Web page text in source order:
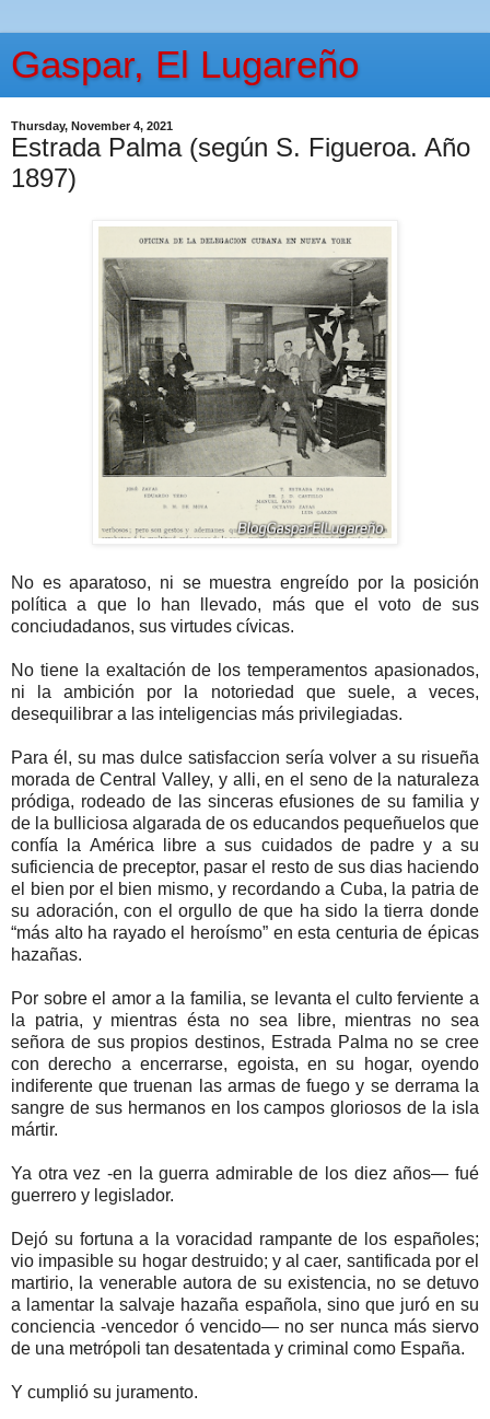
Gaspar, El Lugareño
Thursday, November 4, 2021
Estrada Palma (según S. Figueroa. Año
1897)
No es aparatoso, ni se muestra engreído por la posición
política a que lo han llevado, más que el voto de sus
conciudadanos, sus virtudes cívicas.
No tiene la exaltación de los temperamentos apasionados,
ni la ambición por la notoriedad que suele, a veces,
desequilibrar a las inteligencias más privilegiadas.
Para él, su mas dulce satisfaccion sería volver a su risueña
morada de Central Valley, y alli, en el seno de la naturaleza
pródiga, rodeado de las sinceras efusiones de su familia y
de la bulliciosa algarada de os educandos pequeñuelos que
confía la América libre a sus cuidados de padre y a su
suficiencia de preceptor, pasar el resto de sus dias haciendo
el bien por el bien mismo, y recordando a Cuba, la patria de
su adoración, con el orgullo de que ha sido la tierra donde
“más alto ha rayado el heroísmo” en esta centuria de épicas
hazañas.
Por sobre el amor a la familia, se levanta el culto ferviente a
la patria, y mientras ésta no sea libre, mientras no sea
señora de sus propios destinos, Estrada Palma no se cree
con derecho a encerrarse, egoista, en su hogar, oyendo
indiferente que truenan las armas de fuego y se derrama la
sangre de sus hermanos en los campos gloriosos de la isla
mártir.
Ya otra vez -en la guerra admirable de los diez años— fué
guerrero y legislador.
Dejó su fortuna a la voracidad rampante de los españoles;
vio impasible su hogar destruido; y al caer, santificada por el
martirio, la venerable autora de su existencia, no se detuvo
a lamentar la salvaje hazaña española, sino que juró en su
conciencia -vencedor ó vencido— no ser nunca más siervo
de una metrópoli tan desatentada y criminal como España.
Y cumplió su juramento.